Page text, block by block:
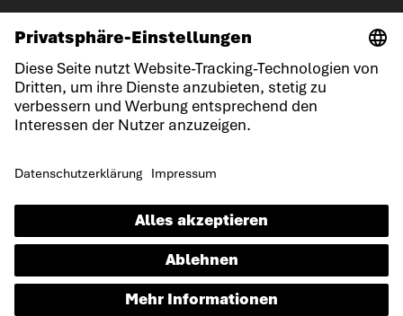
Impressum
Datenschutz
Erklärung zur Barrierefreiheit